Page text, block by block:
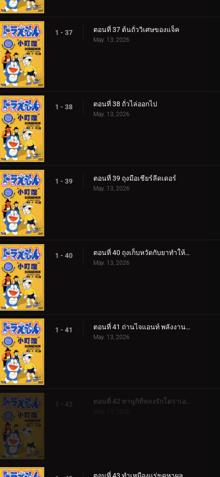
1 - 37 ตอนที่ 37 ต้นถั่ววิเศษของแจ็ค
May. 13, 2026
1 - 38 ตอนที่ 38 ถั่วไล่ออกไป
May. 13, 2026
1 - 39 ตอนที่ 39 ถุงมือเชียร์ลีดเดอร์
May. 13, 2026
1 - 40 ตอนที่ 40 ถุงเก็บหวัดกับยาทำให้ป่วย
May. 13, 2026
1 - 41 ตอนที่ 41 ถ่านไจแอนท์ พลังงานไม่มีวันหมด
May. 13, 2026
1 - 42 ตอนที่ 42 ทานูกิที่หลงรักโดราเอม่อน
May. 13, 2026